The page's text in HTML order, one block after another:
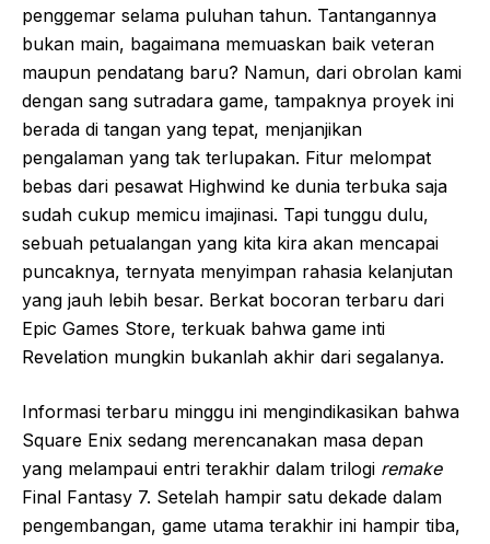
penggemar selama puluhan tahun. Tantangannya
bukan main, bagaimana memuaskan baik veteran
maupun pendatang baru? Namun, dari obrolan kami
dengan sang sutradara game, tampaknya proyek ini
berada di tangan yang tepat, menjanjikan
pengalaman yang tak terlupakan. Fitur melompat
bebas dari pesawat Highwind ke dunia terbuka saja
sudah cukup memicu imajinasi. Tapi tunggu dulu,
sebuah petualangan yang kita kira akan mencapai
puncaknya, ternyata menyimpan rahasia kelanjutan
yang jauh lebih besar. Berkat bocoran terbaru dari
Epic Games Store, terkuak bahwa game inti
Revelation mungkin bukanlah akhir dari segalanya.
Informasi terbaru minggu ini mengindikasikan bahwa
Square Enix sedang merencanakan masa depan
yang melampaui entri terakhir dalam trilogi remake
Final Fantasy 7. Setelah hampir satu dekade dalam
pengembangan, game utama terakhir ini hampir tiba,